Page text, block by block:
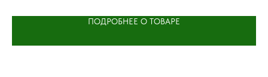
ПОДРОБНЕЕ О ТОВАРЕ